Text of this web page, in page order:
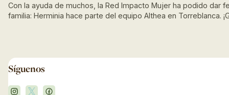
Con la ayuda de muchos, la Red Impacto Mujer ha podido dar
familia: Herminia hace parte del equipo Althea en Torreblanca.
Síguenos